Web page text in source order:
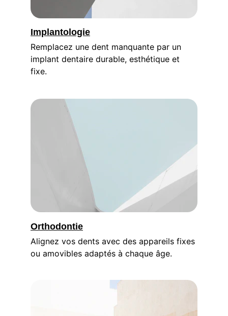
Implantologie
Remplacez une dent manquante par un
implant dentaire durable, esthétique et
fixe.
Orthodontie
Alignez vos dents avec des appareils fixes
ou amovibles adaptés à chaque âge.